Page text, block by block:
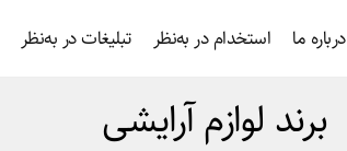
درباره ما استخدام در به‌نظر تبلیغات در به‌نظر
برند لوازم آرایشی